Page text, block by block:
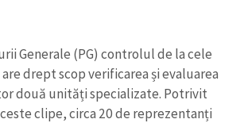
Generale (PG) controlul de la cele
drept scop verificarea și evaluarea
două unități specializate. Potrivit
clipe, circa 20 de reprezentanți